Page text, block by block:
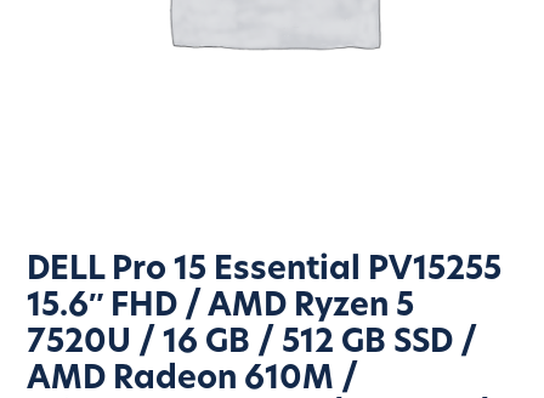
DELL Pro 15 Essential PV15255
15.6″ FHD / AMD Ryzen 5
7520U / 16 GB / 512 GB SSD /
AMD Radeon 610M /